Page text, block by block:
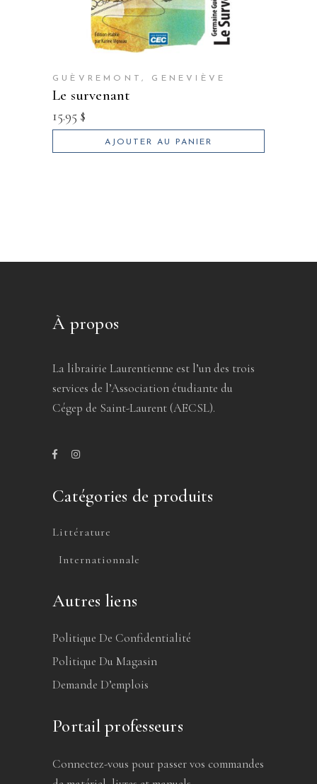
GUÈVREMONT, GENEVIÈVE
le survenant
15.95 $
AJOUTER AU PANIER
À propos
La librairie Laurentienne est l’un des trois
services de l’Association étudiante du
Cégep de Saint-Laurent (AECSL).
Catégories de produits
Littérature
Internationnale
Autres liens
Politique De Confidentialité
Politique Du Magasin
Demande D’emplois
Portail professeurs
Connectez-vous pour passer vos commandes